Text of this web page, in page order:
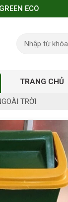
ECO
TRANG CHỦ
TRỜI